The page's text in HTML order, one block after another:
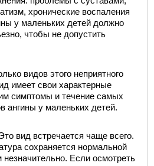
хронические воспаления
у маленьких детей должно
чтобы не допустить
видов этого неприятного
имеет свои характерные
симптомы и течение самых
ангины у маленьких детей.
вид встречается чаще всего.
сохраняется нормальной
Если осмотреть